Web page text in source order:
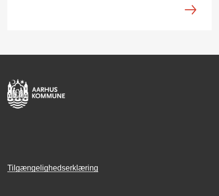
Tilgængelighedserklæring